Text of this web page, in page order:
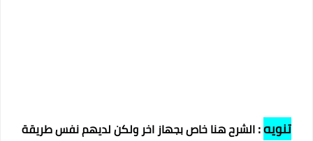
تنويه:الشرح هنا خاص بجهاز اخر ولكن لديهم نفس طريقة